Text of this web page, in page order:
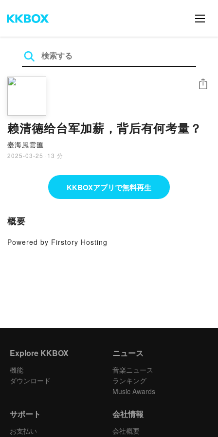
赖清德给台军加薪，背后有何考量？
臺海風雲匯
2025-03-25 · 13 分
シェア
KKBOXアプリで無料再生
概要
Powered by Firstory Hosting
Explore KKBOX
機能
ダウンロード
ニュース
音楽ニュース
ランキング
Music Awards
サポート
お支払い
会社情報
会社概要